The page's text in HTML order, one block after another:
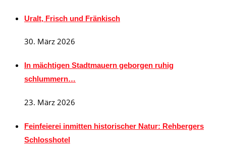
Uralt, Frisch und Fränkisch
30. März 2026
In mächtigen Stadtmauern geborgen ruhig
schlummern…
23. März 2026
Feinfeierei inmitten historischer Natur: Rehbergers
Schlosshotel